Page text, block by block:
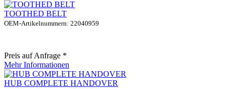
TOOTHED BELT
OEM-Artikelnummern: 22040959
Preis auf Anfrage *
Mehr Informationen
HUB COMPLETE HANDOVER